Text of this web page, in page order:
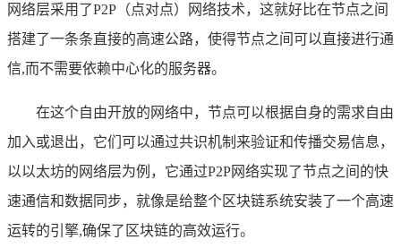
网络层采用了P2P（点对点）网络技术，这就好比在节点之间
搭建了一条条直接的高速公路，使得节点之间可以直接进行通
信,而不需要依赖中心化的服务器。
在这个自由开放的网络中，节点可以根据自身的需求自由
加入或退出，它们可以通过共识机制来验证和传播交易信息，
以以太坊的网络层为例，它通过P2P网络实现了节点之间的快
速通信和数据同步，就像是给整个区块链系统安装了一个高速
运转的引擎,确保了区块链的高效运行。